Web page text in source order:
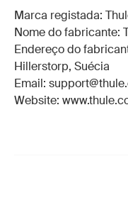
Marca registada:
Nome do fabricante:
Endereço do
Hillerstorp, Suécia
Email:
Website: